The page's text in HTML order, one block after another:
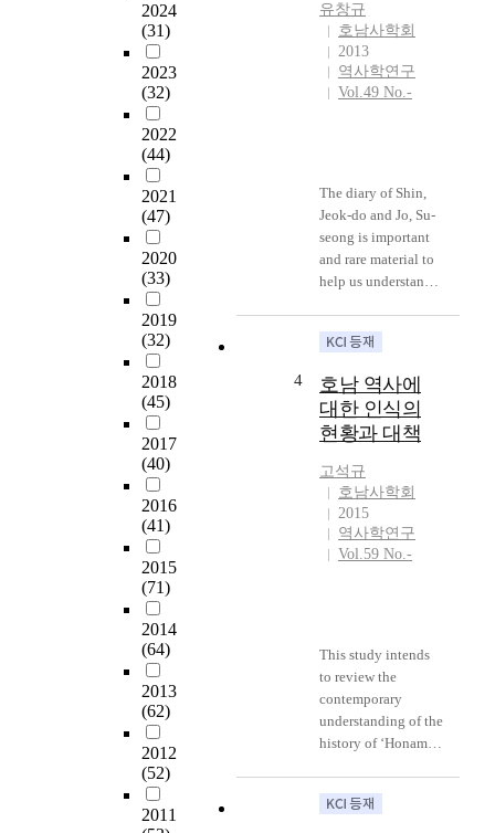
2024
(31)
2023
(32)
2022
(44)
2021
(47)
2020
(33)
2019
(32)
2018
(45)
2017
(40)
2016
(41)
2015
(71)
2014
(64)
2013
(62)
2012
(52)
2011
『호남절의록』의
해당 사건의 수록인
물들을 서로 비교해
보았다. 아울러
『호남절의록』의
해서도 의문을 제기
하고 검토해 보았
다. 『호남절의록』
의 수록인물들과 여
타 『절의록』류에
음과 같았다. ① 임
남문에서 창의한 사
적을 다룬 『남문창
의록』 과 비교해
록』은 남문창의의
사적이 있는 인물의
30% 정도 밖에 정리
하지 않은 셈이라고
할 수 있다. ② 이괄
면 양서가 엇비슷하
게 보인다. 그러나
양서 중에 서로 일
치하는 인물은 100
명에 지나지 않아
인물의 68%, 『호남
요
유창규
호남사학회
2013
역사학연구
Vol.49 No.-
The diary of Shin,
Jeok-do and Jo, Su-
seong is important
and rare material to
help us understand
horan, the second
Ching’s invasion.
Shin, Jeok-do and
Jo, Su-seong were
that time. Their
diary deal with
various aspect of ui-
byeong(Guerrilla
tell the reason and
process why they
created the guerrilla
force, what were the
components of the
its activity. Also,
difference between
4
호남 역사에
대한 인식의
현황과 대책
고석규
호남사학회
2015
역사학연구
Vol.59 No.-
This study intends
to review the
contemporary
understanding of the
history of ‘Honam’
problems associated